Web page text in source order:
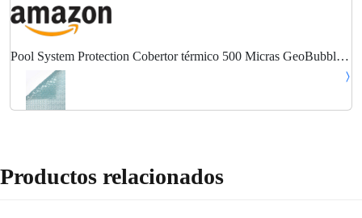
Pool System Protection Cobertor térmico 500 Micras GeoBubble
Sola Energy para Piscina de 4 x 6 Metros
Productos relacionados